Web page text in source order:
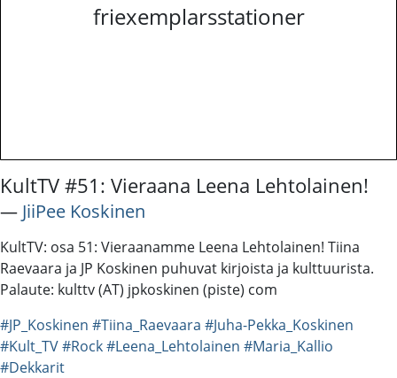
friexemplarsstationer
KultTV #51: Vieraana Leena Lehtolainen!
― JiiPee Koskinen
KultTV: osa 51: Vieraanamme Leena Lehtolainen! Tiina
Raevaara ja JP Koskinen puhuvat kirjoista ja kulttuurista.
Palaute: kulttv (AT) jpkoskinen (piste) com
#JP_Koskinen #Tiina_Raevaara #Juha-Pekka_Koskinen
#Kult_TV#Rock#Leena_Lehtolainen #Maria_Kallio
#Dekkarit